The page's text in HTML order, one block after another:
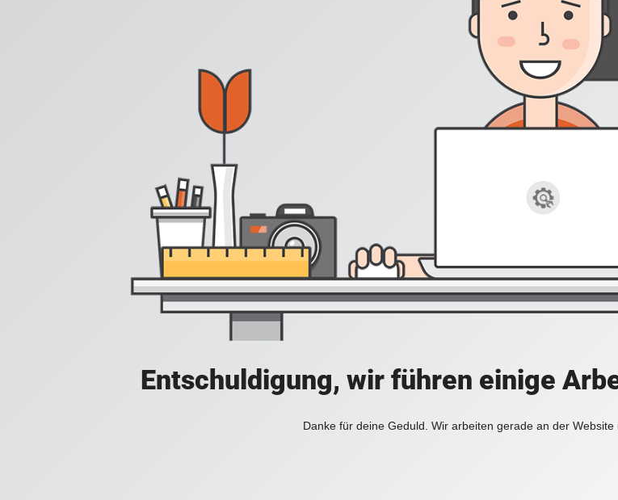
Entschuldigung, wir führen einige
Danke für deine Geduld. Wir arbeiten gerade an der Website